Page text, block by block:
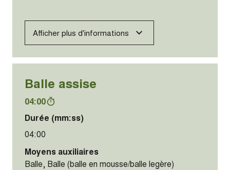
Afficher plus d'informations
Balle assise
04:00
Durée (mm:ss)
04:00
Moyens auxiliaires
Balle, Balle (balle en mousse/balle legère)